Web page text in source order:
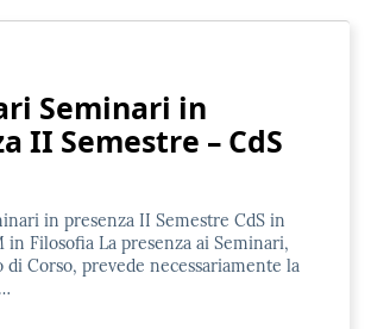
Seminari in
II Semestre – CdS
in presenza II Semestre CdS in
in Filosofia La presenza ai Seminari,
di Corso, prevede necessariamente la